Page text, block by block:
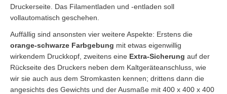
Druckerseite. Das Filamentladen und -entladen soll
vollautomatisch geschehen.
Auffällig sind ansonsten vier weitere Aspekte: Erstens die
orange-schwarze Farbgebung mit etwas eigenwillig
wirkendem Druckkopf, zweitens eine Extra-Sicherung auf der
Rückseite des Druckers neben dem Kaltgeräteanschluss, wie
wir sie auch aus dem Stromkasten kennen; drittens dann die
angesichts des Gewichts und der Ausmaße mit 400 x 400 x 400